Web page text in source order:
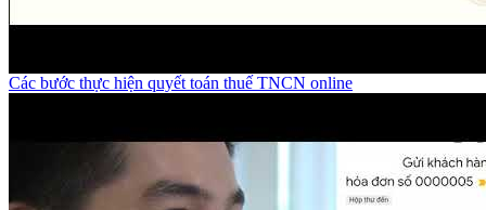
Các bước thực hiện quyết toán thuế TNCN online